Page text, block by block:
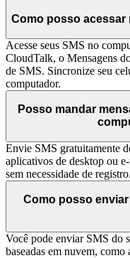
Como posso acessar
Acesse seus SMS no
CloudTalk, o Mensagens
de SMS. Sincronize seu
computador.
Posso mandar
Envie SMS gratuitamente
aplicativos de desktop ou
sem necessidade de registro.
Como posso
Você pode enviar SMS do
baseadas em nuvem,